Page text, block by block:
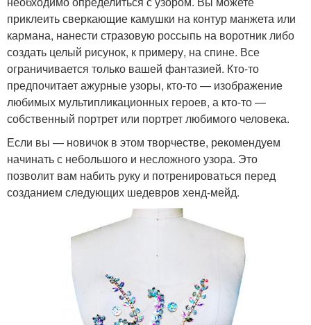
приклеить сверкающие камушки на контур манжета или
кармана, нанести стразовую россыпь на воротник либо
создать целый рисунок, к примеру, на спине. Все
ограничивается только вашей фантазией. Кто-то
предпочитает ажурные узоры, кто-то — изображение
любимых мультипликационных героев, а кто-то —
собственный портрет или портрет любимого человека.
Если вы — новичок в этом творчестве, рекомендуем
начинать с небольшого и несложного узора. Это
позволит вам набить руку и потренироваться перед
созданием следующих шедевров хенд-мейд.